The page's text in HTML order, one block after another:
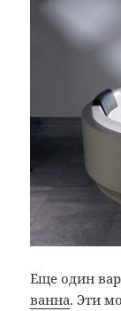
Еще один
ванна. Эти